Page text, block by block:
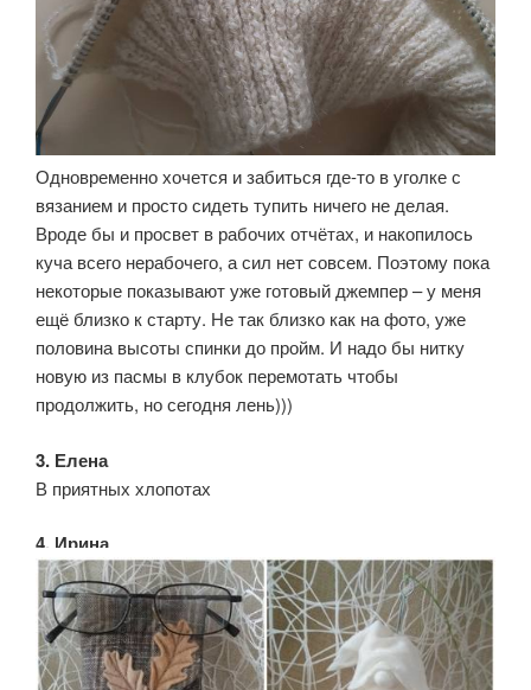
Одновременно хочется и забиться где-то в уголке с
вязанием и просто сидеть тупить ничего не делая.
Вроде бы и просвет в рабочих отчётах, и накопилось
куча всего нерабочего, а сил нет совсем. Поэтому пока
некоторые показывают уже готовый джемпер – у меня
ещё близко к старту. Не так близко как на фото, уже
половина высоты спинки до пройм. И надо бы нитку
новую из пасмы в клубок перемотать чтобы
продолжить, но сегодня лень)))
3. Елена
В приятных хлопотах
4. Ирина